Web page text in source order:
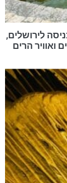
לירושלים,
ואוויר הרים